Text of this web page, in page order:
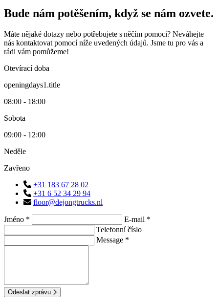
Bude nám potěšením, když se nám ozvete.
Máte nějaké dotazy nebo potřebujete s něčím pomoci? Neváhejte
nás kontaktovat pomocí níže uvedených údajů. Jsme tu pro vás a
rádi vám pomůžeme!
Otevírací doba
openingdays1.title
08:00 - 18:00
Sobota
09:00 - 12:00
Neděle
Zavřeno
+31 183 67 28 02
+31 6 52 34 29 94
floor@dejongtrucks.nl
Jméno *
E-mail *
Telefonní číslo
Message *
Odeslat zprávu